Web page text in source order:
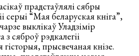
прадстаўлялі сябры
серыі “Мая беларуская кніга”,
выклікаў Уладзімір
сяброў рэдкалегіі
гісторыя, прысвечаная кнізе.